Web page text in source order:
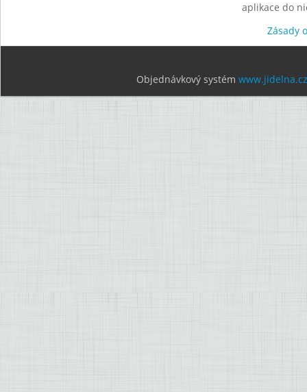
aplikace do
Zásady
Objednávkový systém www.jidelna.cz